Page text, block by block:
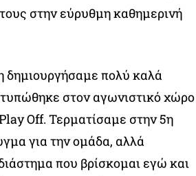
στην εύρυθμη καθημερινή
δημιουργήσαμε πολύ καλά
στον αγωνιστικό χώρο
Off. Τερματίσαμε στην 5η
για την ομάδα, αλλά
που βρίσκομαι εγώ και